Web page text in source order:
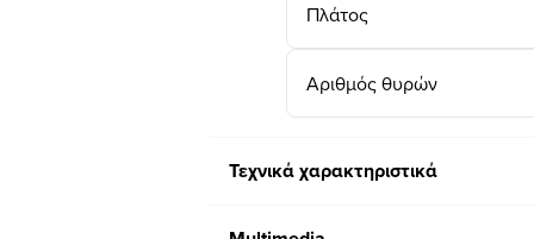
Πλάτος
Αριθμός θυρών
Τεχνικά χαρακτηριστικά